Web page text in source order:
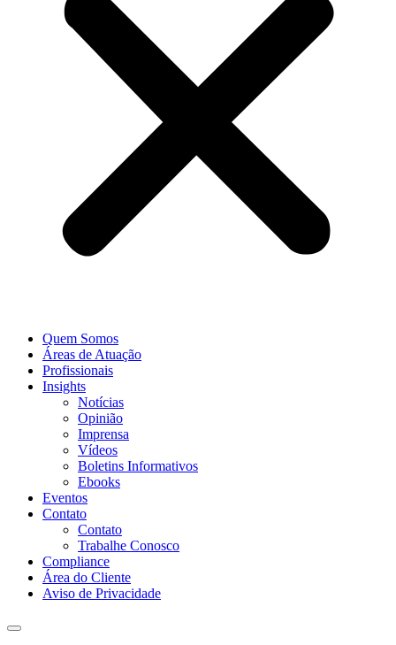
Quem Somos
Áreas de Atuação
Profissionais
Insights
Notícias
Opinião
Imprensa
Vídeos
Boletins Informativos
Ebooks
Eventos
Contato
Contato
Trabalhe Conosco
Compliance
Área do Cliente
Aviso de Privacidade